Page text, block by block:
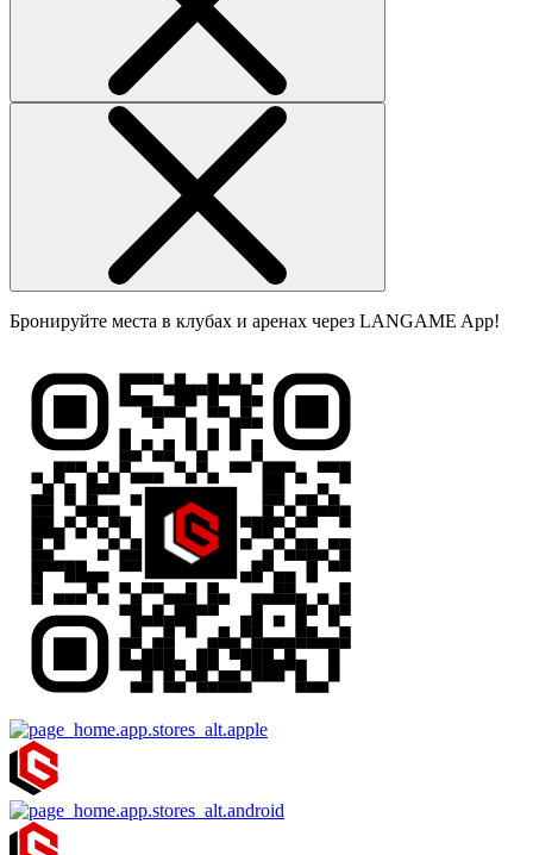
Бронируйте места в клубах и аренах через LANGAME App!